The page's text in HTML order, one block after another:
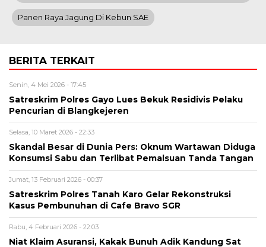
Panen Raya Jagung Di Kebun SAE
BERITA TERKAIT
Senin, 4 Mei 2026 - 17:45
Satreskrim Polres Gayo Lues Bekuk Residivis Pelaku
Pencurian di Blangkejeren
Selasa, 10 Maret 2026 - 22:33
Skandal Besar di Dunia Pers: Oknum Wartawan Diduga
Konsumsi Sabu dan Terlibat Pemalsuan Tanda Tangan
Jumat, 13 Februari 2026 - 00:37
Satreskrim Polres Tanah Karo Gelar Rekonstruksi
Kasus Pembunuhan di Cafe Bravo SGR
Rabu, 4 Februari 2026 - 22:03
Niat Klaim Asuransi, Kakak Bunuh Adik Kandung Sat